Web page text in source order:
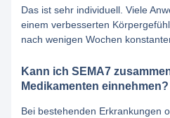
Das ist sehr individuell. Viele
einem verbesserten
nach wenigen Wochen
Kann ich SEMA7
Medikamenten einnehmen?
Bei bestehenden Erkrankungen